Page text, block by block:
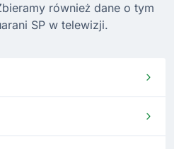
również dane o tym
SP w telewizji.